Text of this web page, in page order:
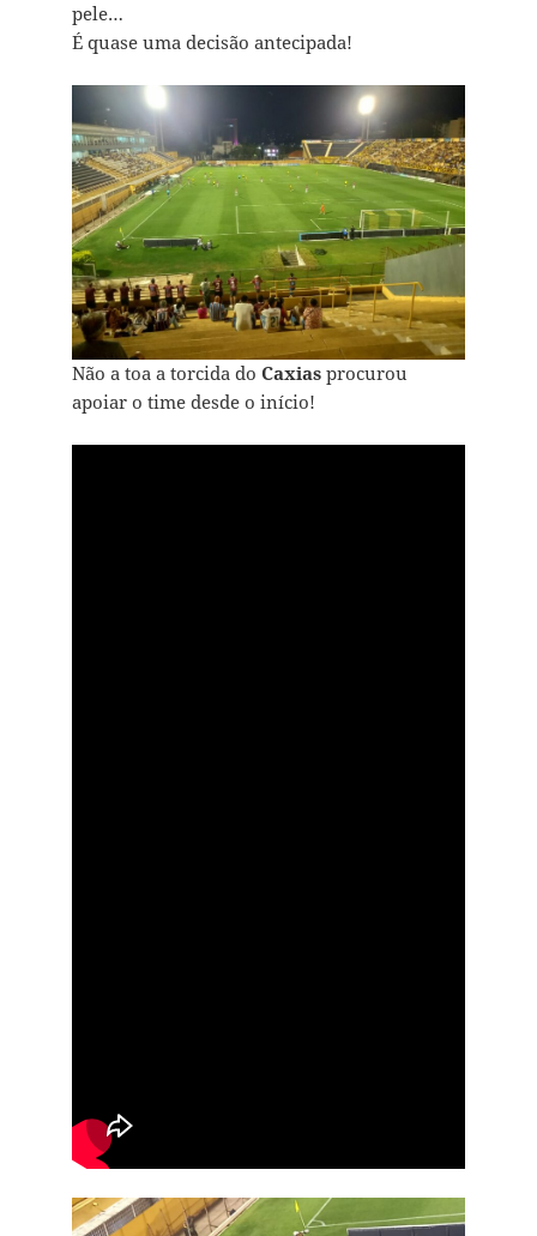
pele…
É quase uma decisão antecipada!
Não a toa a torcida do Caxiasprocurou
apoiar o time desde o início!